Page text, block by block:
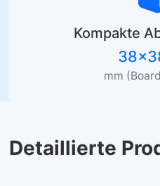
Kompakte
mm
Detaillierte